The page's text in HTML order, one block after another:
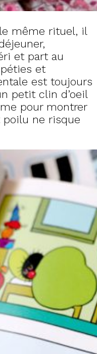
même rituel, il
et part au
et
est toujours
petit clin d’oeil
pour montrer
poilu ne risque